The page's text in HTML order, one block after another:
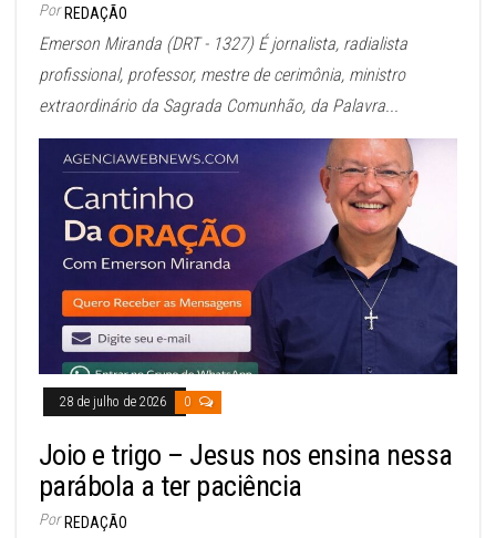
Por REDAÇÃO
Emerson Miranda (DRT - 1327) É jornalista, radialista
profissional, professor, mestre de cerimônia, ministro
extraordinário da Sagrada Comunhão, da Palavra...
28 de julho de 2026 0
Joio e trigo – Jesus nos ensina nessa
parábola a ter paciência
Por REDAÇÃO